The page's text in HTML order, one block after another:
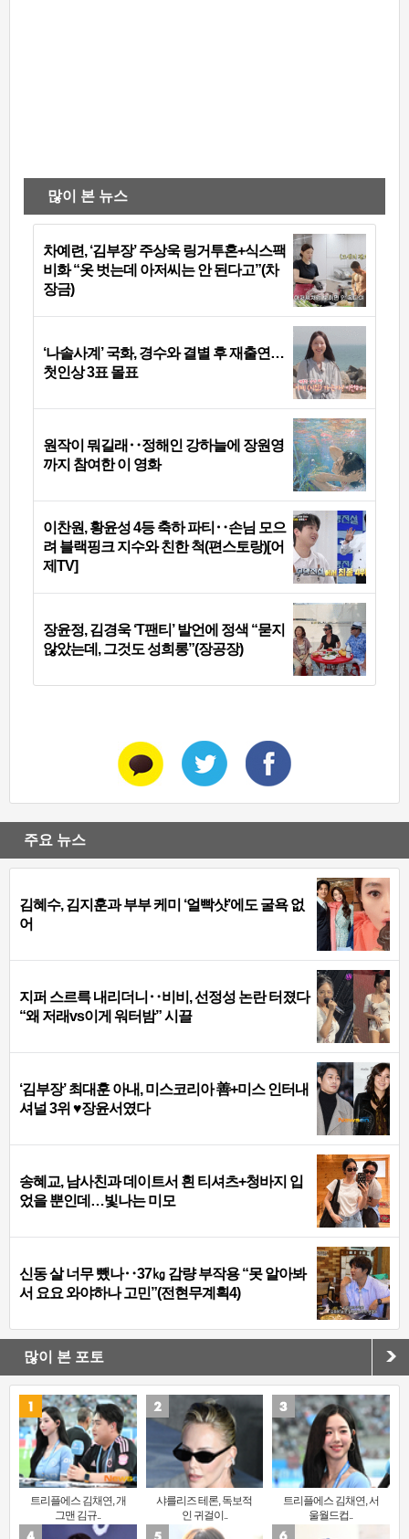
많이 본 뉴스
차예련, ‘김부장’ 주상욱 링거투혼+식스팩
비화 “옷 벗는데 아저씨는 안 된다고”(차
장금)
‘나솔사계’ 국화, 경수와 결별 후 재출연…
첫인상 3표 몰표
원작이 뭐길래‥정해인 강하늘에 장원영
까지 참여한 이 영화
이찬원, 황윤성 4등 축하 파티‥손님 모으
려 블랙핑크 지수와 친한 척(편스토랑)[어
제TV]
장윤정, 김경욱 ‘T팬티’ 발언에 정색 “묻지
않았는데, 그것도 성희롱”(장공장)
주요 뉴스
김혜수, 김지훈과 부부 케미 ‘얼빡샷’에도 굴욕 없
어
지퍼 스르륵 내리더니‥비비, 선정성 논란 터졌다
“왜 저래vs이게 워터밤” 시끌
‘김부장’ 최대훈 아내, 미스코리아 善+미스 인터내
셔널 3위 ♥장윤서였다
송혜교, 남사친과 데이트서 흰 티셔츠+청바지 입
었을 뿐인데…빛나는 미모
신동 살 너무 뺐나‥37㎏ 감량 부작용 “못 알아봐
서 요요 와야하나 고민”(전현무계획4)
많이 본 포토
트리플에스 김채연, 개
그맨 김규..
샤를리즈 테론, 독보적
인 귀걸이..
트리플에스 김채연, 서
울월드컵..